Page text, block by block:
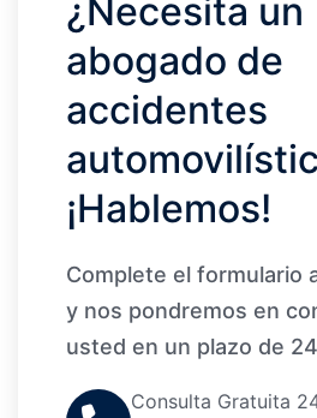
¿Necesita un
abogado de
accidentes
¡Hablemos!
Complete el formulario
y nos pondremos en
usted en un plazo de
Consulta Gratuita